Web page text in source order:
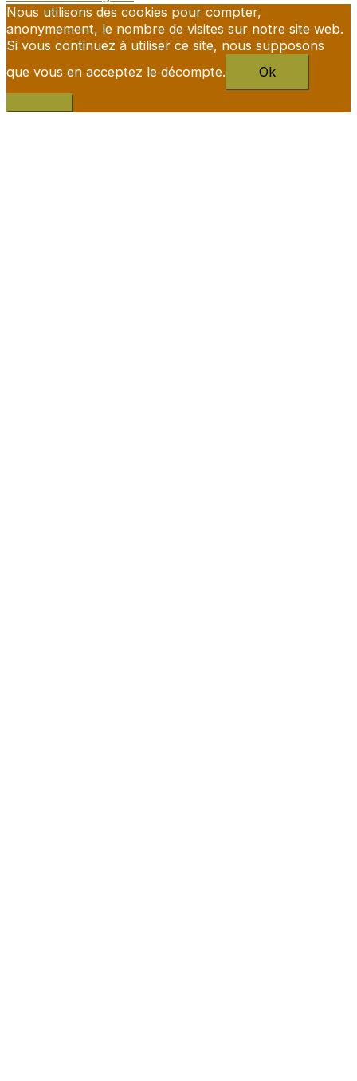
Nous utilisons des cookies pour compter,
anonymement, le nombre de visites sur notre site web.
Si vous continuez à utiliser ce site, nous supposons
que vous en acceptez le décompte.
Ok